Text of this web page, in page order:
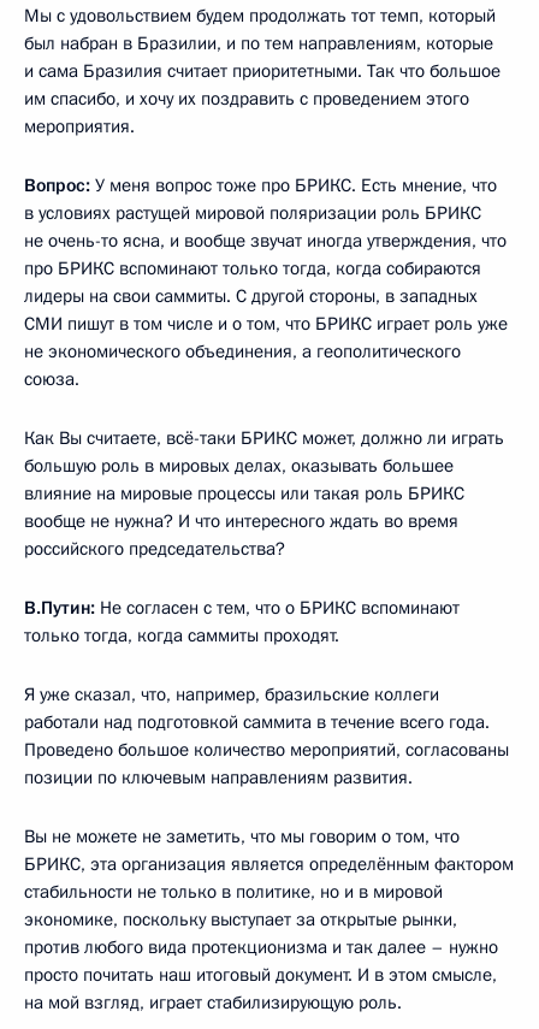
Мы с удовольствием будем продолжать тот темп, который
был набран в Бразилии, и по тем направлениям, которые
и сама Бразилия считает приоритетными. Так что большое
им спасибо, и хочу их поздравить с проведением этого
мероприятия.
Вопрос: У меня вопрос тоже про БРИКС. Есть мнение, что
в условиях растущей мировой поляризации роль БРИКС
не очень-то ясна, и вообще звучат иногда утверждения, что
про БРИКС вспоминают только тогда, когда собираются
лидеры на свои саммиты. С другой стороны, в западных
СМИ пишут в том числе и о том, что БРИКС играет роль уже
не экономического объединения, а геополитического
союза.
Как Вы считаете, всё-таки БРИКС может, должно ли играть
большую роль в мировых делах, оказывать большее
влияние на мировые процессы или такая роль БРИКС
вообще не нужна? И что интересного ждать во время
российского председательства?
В.Путин: Не согласен с тем, что о БРИКС вспоминают
только тогда, когда саммиты проходят.
Я уже сказал, что, например, бразильские коллеги
работали над подготовкой саммита в течение всего года.
Проведено большое количество мероприятий, согласованы
позиции по ключевым направлениям развития.
Вы не можете не заметить, что мы говорим о том, что
БРИКС, эта организация является определённым фактором
стабильности не только в политике, но и в мировой
экономике, поскольку выступает за открытые рынки,
против любого вида протекционизма и так далее – нужно
просто почитать наш итоговый документ. И в этом смысле,
на мой взгляд, играет стабилизирующую роль.